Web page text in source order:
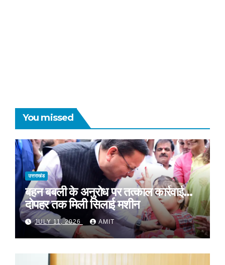
You missed
उत्तराखंड
बहन बबली के अनुरोध पर तत्काल कार्रवाई…
दोपहर तक मिली सिलाई मशीन
JULY 11, 2026 AMIT